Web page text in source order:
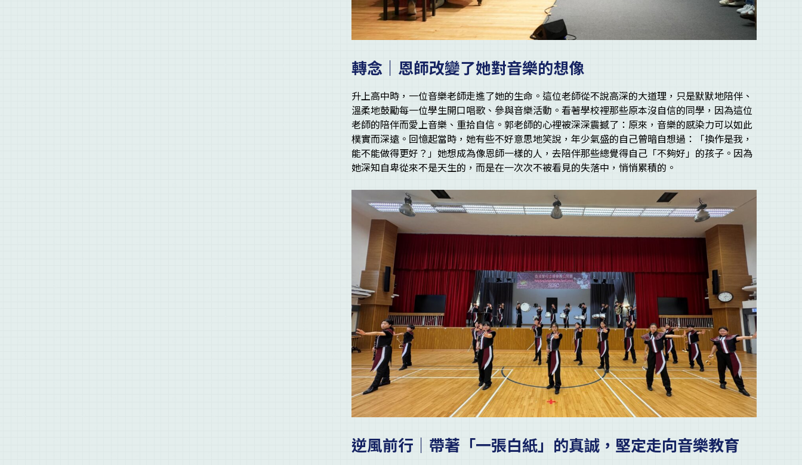
轉念｜恩師改變了她對音樂的想像
升上高中時，一位音樂老師走進了她的生命。這位老師從不說高深的大道理，只是默默地陪伴、
溫柔地鼓勵每一位學生開口唱歌、參與音樂活動。看著學校裡那些原本沒自信的同學，因為這位
老師的陪伴而愛上音樂、重拾自信。郭老師的心裡被深深震撼了：原來，音樂的感染力可以如此
樸實而深遠。回憶起當時，她有些不好意思地笑說，年少氣盛的自己曾暗自想過：「換作是我，
能不能做得更好？」她想成為像恩師一樣的人，去陪伴那些總覺得自己「不夠好」的孩子。因為
她深知自卑從來不是天生的，而是在一次次不被看見的失落中，悄悄累積的。
逆風前行｜帶著「一張白紙」的真誠，堅定走向音樂教育